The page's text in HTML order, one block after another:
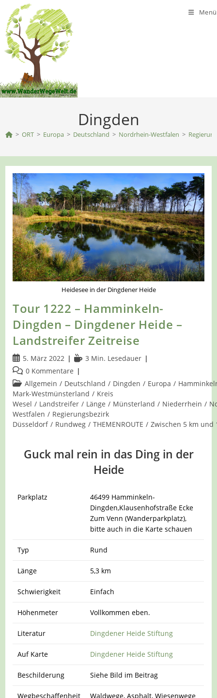
Inhalt
springen
Menü
Dingden
> ORT > Europa > Deutschland > Nordrhein-Westfalen >
Heidesee in der Dingdener Heide
Tour 1222 – Hamminkeln-
Dingden – Dingdener Heide –
Landstreifer Zeitreise
Beitrag
veröffentlicht:
5. März 2022 Lesedauer:
3 Min. Lesedauer
Beitrags-
Kommentare:
0 Kommentare
Beitrags-
Kategorie:
Allgemein / Deutschland / Dingden / Europa /
Mark-Westmünsterland / Kreis
Wesel / Landstreifer / Länge / Münsterland / Niederrhein /
Westfalen / Regierungsbezirk
Düsseldorf / Rundweg / THEMENROUTE / Zwischen 5 km und
Guck mal rein in das Ding in der
Heide
Parkplatz
46499 Hamminkeln-
Dingden,Klausenhofstraße Ecke
Zum Venn (Wanderparkplatz),
bitte auch in die Karte schauen
Typ Rund
Länge 5,3 km
Schwierigkeit Einfach
Höhenmeter Vollkommen eben.
Literatur Dingdener Heide Stiftung
Auf Karte Dingdener Heide Stiftung
Beschilderung Siehe Bild im Beitrag
Wegbeschaffenheit
Waldwege, Asphalt, Wiesenwege